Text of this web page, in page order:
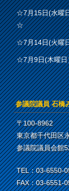
☆7月15日(水曜
☆
☆7月14日(火曜
☆7月9日(木曜日
参議院議員 石橋
〒100-8962
東京都千代田区
参議院議員会館
TEL：03-6550-
FAX：03-6551-